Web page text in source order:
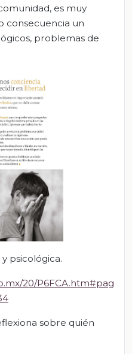
es muy
consecuencia un
problemas de
psicológica.
20/P6FCA.htm#pag
sobre quién